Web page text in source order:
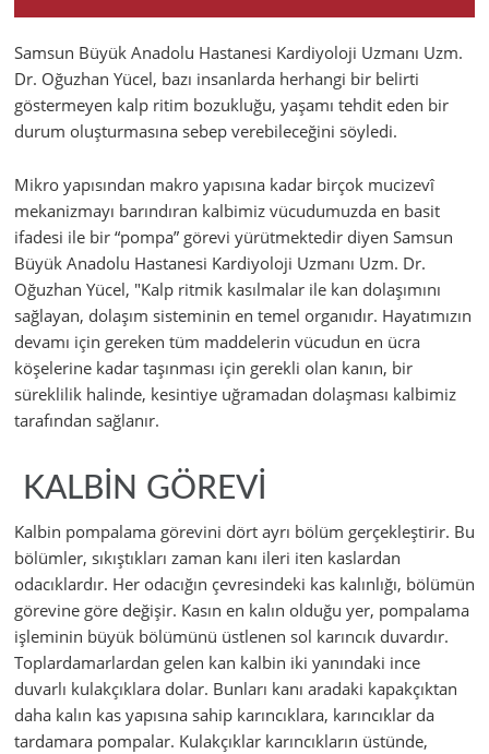
Samsun Büyük Anadolu Hastanesi Kardiyoloji Uzmanı Uzm.
Dr. Oğuzhan Yücel, bazı insanlarda herhangi bir belirti
göstermeyen kalp ritim bozukluğu, yaşamı tehdit eden bir
durum oluşturmasına sebep verebileceğini söyledi.
Mikro yapısından makro yapısına kadar birçok mucizevî
mekanizmayı barındıran kalbimiz vücudumuzda en basit
ifadesi ile bir “pompa” görevi yürütmektedir diyen Samsun
Büyük Anadolu Hastanesi Kardiyoloji Uzmanı Uzm. Dr.
Oğuzhan Yücel, "Kalp ritmik kasılmalar ile kan dolaşımını
sağlayan, dolaşım sisteminin en temel organıdır. Hayatımızın
devamı için gereken tüm maddelerin vücudun en ücra
köşelerine kadar taşınması için gerekli olan kanın, bir
süreklilik halinde, kesintiye uğramadan dolaşması kalbimiz
tarafından sağlanır.
KALBİN GÖREVİ
Kalbin pompalama görevini dört ayrı bölüm gerçekleştirir. Bu
bölümler, sıkıştıkları zaman kanı ileri iten kaslardan
odacıklardır. Her odacığın çevresindeki kas kalınlığı, bölümün
görevine göre değişir. Kasın en kalın olduğu yer, pompalama
işleminin büyük bölümünü üstlenen sol karıncık duvardır.
Toplardamarlardan gelen kan kalbin iki yanındaki ince
duvarlı kulakçıklara dolar. Bunları kanı aradaki kapakçıktan
daha kalın kas yapısına sahip karıncıklara, karıncıklar da
tardamara pompalar. Kulakçıklar karıncıkların üstünde,